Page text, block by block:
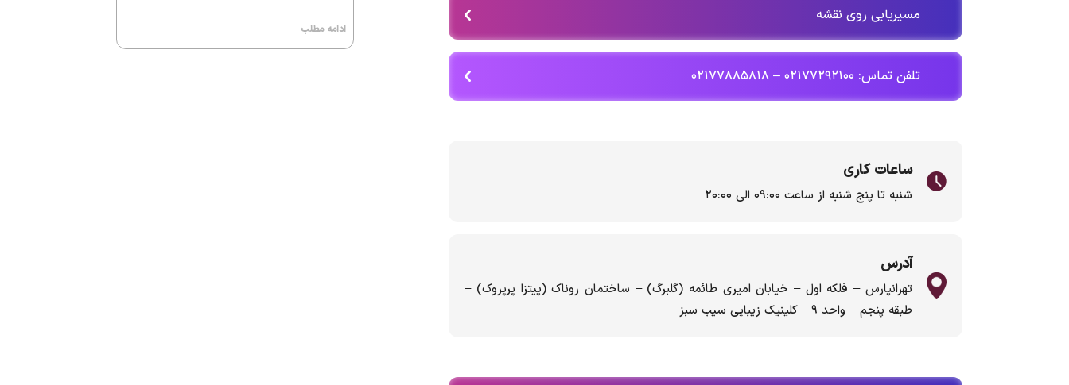
مسیریابی روی نقشه
تلفن تماس: ۰۲۱۷۷۲۹۲۱۰۰ – ۰۲۱۷۷۸۸۵۸۱۸
ساعات کاری
شنبه تا پنج شنبه از ساعت ۰۹:۰۰ الی ۲۰:۰۰
آدرس
تهرانپارس – فلکه اول – خیابان امیری طائمه (گلبرگ) – ساختمان روناک (پیتزا پرپروک) –
طبقه پنجم – واحد ۹ – کلینیک زیبایی سیب سبز
ادامه مطلب